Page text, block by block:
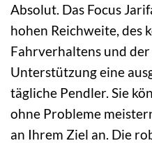
Absolut. Das Focus
hohen Reichweite, des
Fahrverhaltens und
Unterstützung eine
tägliche Pendler. Sie
ohne Probleme
an Ihrem Ziel an. Die